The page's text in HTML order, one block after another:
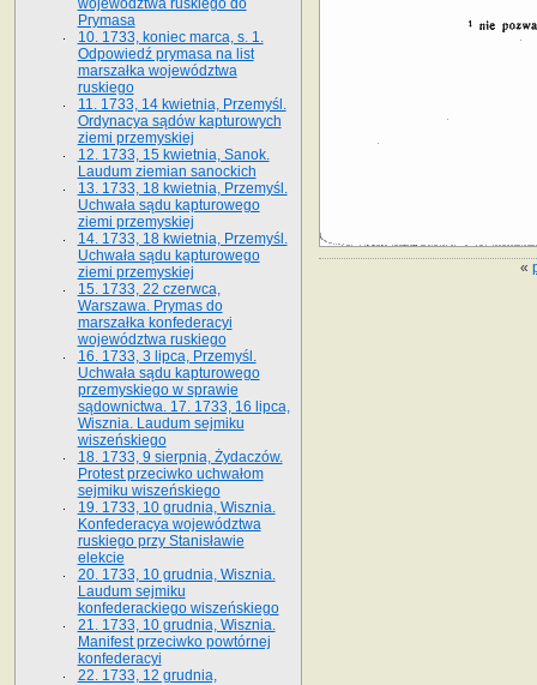
«
województwa ruskiego do
Prymasa
10. 1733, koniec marca, s. 1.
Odpowiedź prymasa na list
marszałka województwa
ruskiego
11. 1733, 14 kwietnia, Przemyśl.
Ordynacya sądów kapturowych
ziemi przemyskiej
12. 1733, 15 kwietnia, Sanok.
Laudum ziemian sanockich
13. 1733, 18 kwietnia, Przemyśl.
Uchwała sądu kapturowego
ziemi przemyskiej
14. 1733, 18 kwietnia, Przemyśl.
Uchwała sądu kapturowego
ziemi przemyskiej
15. 1733, 22 czerwca,
Warszawa. Prymas do
marszałka konfederacyi
województwa ruskiego
16. 1733, 3 lipca, Przemyśl.
Uchwała sądu kapturowego
przemyskiego w sprawie
sądownictwa. 17. 1733, 16 lipca,
Wisznia. Laudum sejmiku
wiszeńskiego
18. 1733, 9 sierpnia, Żydaczów.
Protest przeciwko uchwałom
sejmiku wiszeńskiego
19. 1733, 10 grudnia, Wisznia.
Konfederacya województwa
ruskiego przy Stanisławie
elekcie
20. 1733, 10 grudnia, Wisznia.
Laudum sejmiku
konfederackiego wiszeńskiego
21. 1733, 10 grudnia, Wisznia.
Manifest przeciwko powtórnej
konfederacyi
22. 1733, 12 grudnia,